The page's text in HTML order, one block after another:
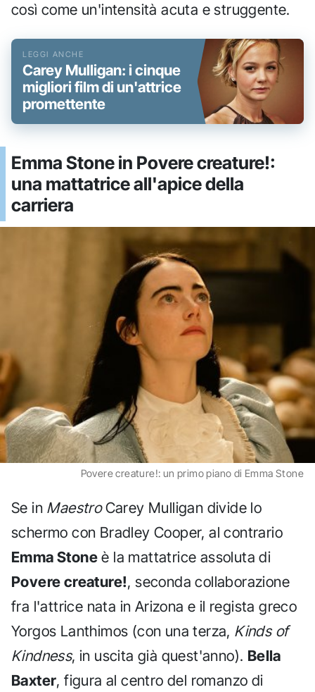
così come un'intensità acuta e struggente.
Carey Mulligan: i cinque
migliori film di un'attrice
promettente
Emma Stone in Povere creature!:
una mattatrice all'apice della
carriera
Povere creature!: un primo piano di Emma Stone
Se in MaestroCarey Mulligan divide lo
schermo con Bradley Cooper, al contrario
Emma Stone è la mattatrice assoluta di
Povere creature!, seconda collaborazione
fra l'attrice nata in Arizona e il regista greco
Yorgos Lanthimos (con una terza, Kinds of
Kindness, in uscita già quest'anno). Bella
Baxter, figura al centro del romanzo di